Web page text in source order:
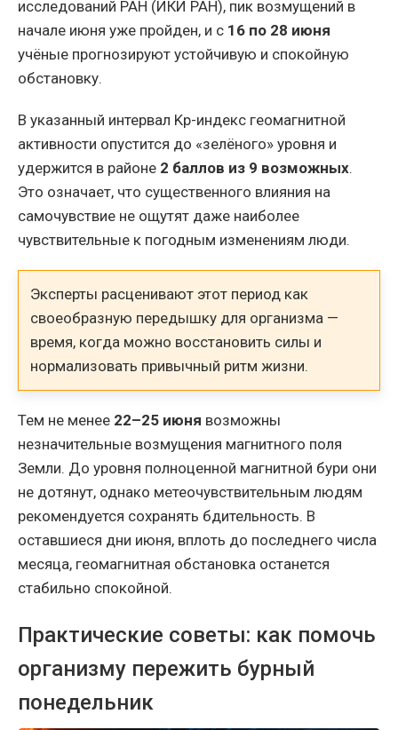
исследований РАН (ИКИ РАН), пик возмущений в
начале июня уже пройден, и с 16 по 28 июня
учёные прогнозируют устойчивую и спокойную
обстановку.
В указанный интервал Kp-индекс геомагнитной
активности опустится до «зелёного» уровня и
удержится в районе 2 баллов из 9 возможных.
Это означает, что существенного влияния на
самочувствие не ощутят даже наиболее
чувствительные к погодным изменениям люди.
Эксперты расценивают этот период как
своеобразную передышку для организма —
время, когда можно восстановить силы и
нормализовать привычный ритм жизни.
Тем не менее 22–25 июня возможны
незначительные возмущения магнитного поля
Земли. До уровня полноценной магнитной бури они
не дотянут, однако метеочувствительным людям
рекомендуется сохранять бдительность. В
оставшиеся дни июня, вплоть до последнего числа
месяца, геомагнитная обстановка останется
стабильно спокойной.
Практические советы: как помочь
организму пережить бурный
понедельник